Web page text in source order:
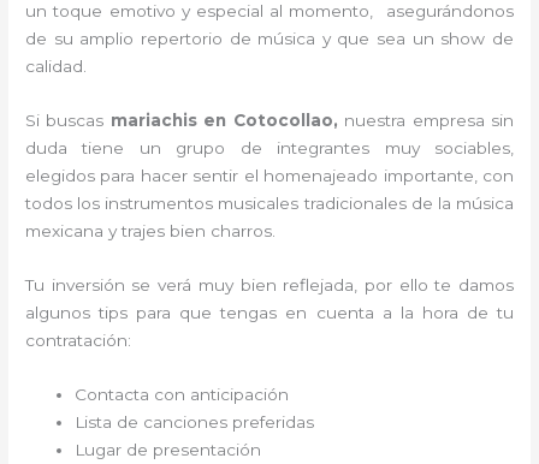
un toque emotivo y especial al momento, asegurándonos
de su amplio repertorio de música y que sea un show de
calidad.
Si buscas mariachis en Cotocollao, nuestra empresa sin
duda tiene un grupo de integrantes muy sociables,
elegidos para hacer sentir el homenajeado importante, con
todos los instrumentos musicales tradicionales de la música
mexicana y trajes bien charros.
Tu inversión se verá muy bien reflejada, por ello te damos
algunos tips para que tengas en cuenta a la hora de tu
contratación:
Contacta con anticipación
Lista de canciones preferidas
Lugar de presentación